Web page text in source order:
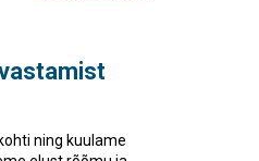
ning kuulame